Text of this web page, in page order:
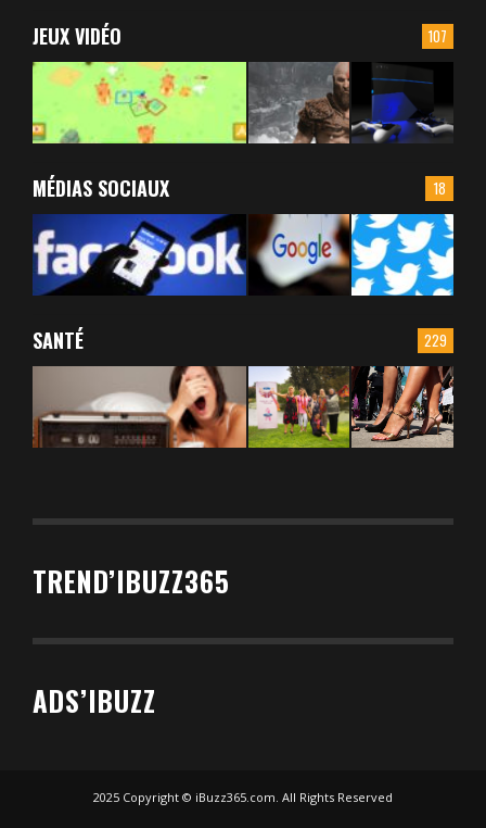
107
JEUX VIDÉO
18
MÉDIAS SOCIAUX
229
SANTÉ
TREND’IBUZZ365
ADS’IBUZZ
2025 Copyright © iBuzz365.com. All Rights Reserved